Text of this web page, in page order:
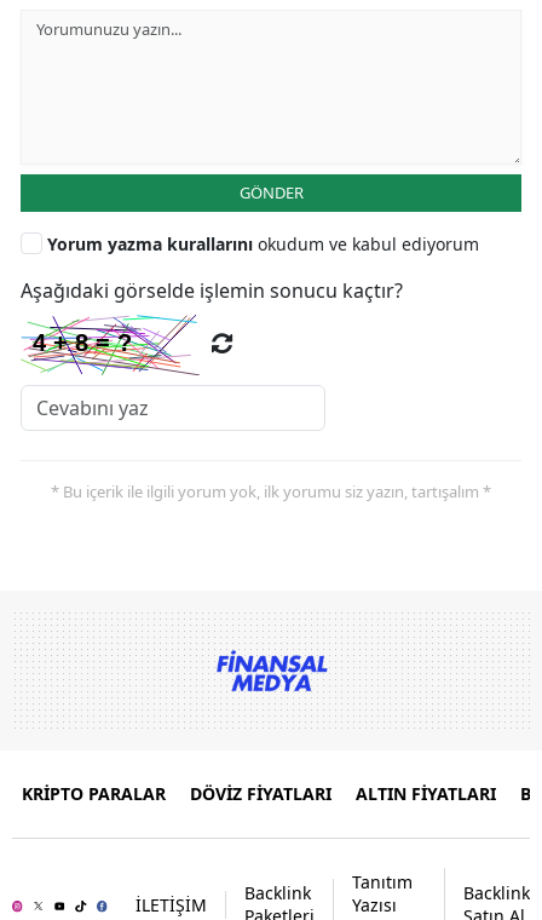
GÖNDER
Yorum yazma kurallarını okudum ve kabul ediyorum
Aşağıdaki görselde işlemin sonucu kaçtır?
* Bu içerik ile ilgili yorum yok, ilk yorumu siz yazın, tartışalım *
KRİPTO PARALAR DÖVİZ FİYATLARI ALTIN FİYATLARI
İLETİŞİM
Backlink
Tanıtım
Yazısı
Backlink